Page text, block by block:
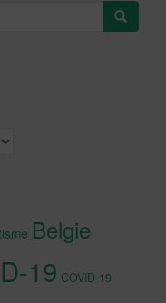
te
Belgie
19 COVID-19-